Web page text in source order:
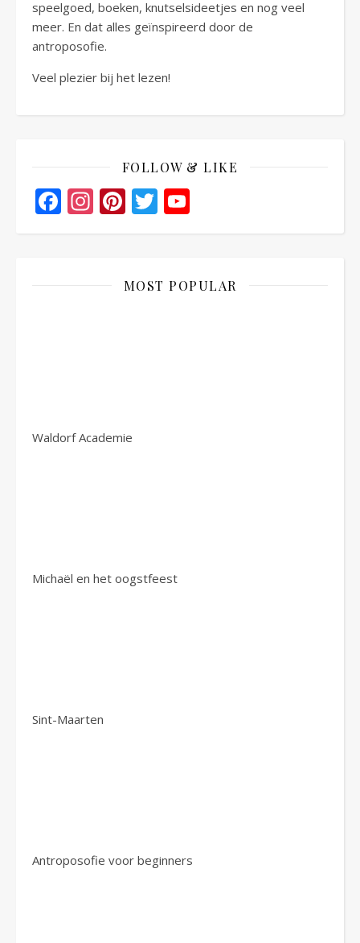
speelgoed, boeken, knutselsideetjes en nog veel
meer. En dat alles geïnspireerd door de
antroposofie.
Veel plezier bij het lezen!
FOLLOW & LIKE
Facebook
Instagram
Pinterest
Twitter
Channel
MOST POPULAR
Waldorf Academie
Michaël en het oogstfeest
Sint-Maarten
Antroposofie voor beginners